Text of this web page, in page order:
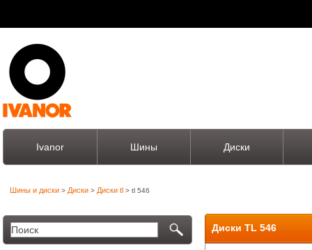
Ivanor Шины Диски
Шины и диски > Диски > Диски tl > tl 546
Диски TL 546